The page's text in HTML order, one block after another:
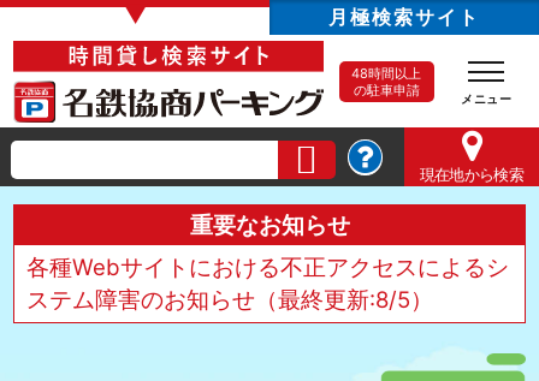
▼ 月極検索サイト
48時間以上
の駐車申請
現在地から検索
重要なお知らせ
各種Webサイトにおける不正アクセスによるシ
ステム障害のお知らせ（最終更新:8/5）